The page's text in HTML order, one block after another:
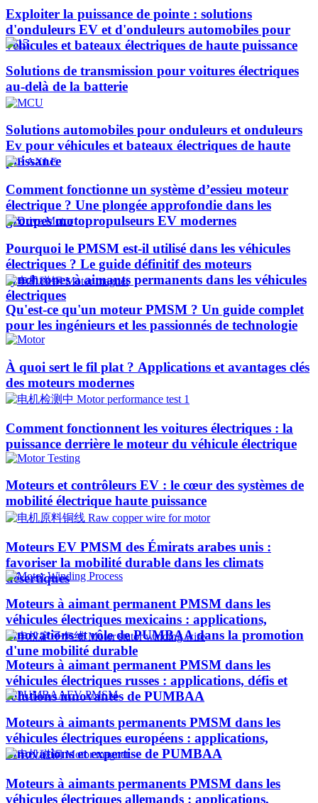
Exploiter la puissance de pointe : solutions
d'onduleurs EV et d'onduleurs automobiles pour
véhicules et bateaux électriques de haute puissance​
Solutions de transmission pour voitures électriques
au-delà de la batterie
Solutions automobiles pour onduleurs et onduleurs
Ev pour véhicules et bateaux électriques de haute
puissance
Comment fonctionne un système d’essieu moteur
électrique ? Une plongée approfondie dans les
groupes motopropulseurs EV modernes
Pourquoi le PMSM est-il utilisé dans les véhicules
électriques ? Le guide définitif des moteurs
synchrones à aimants permanents dans les véhicules
électriques
Qu'est-ce qu'un moteur PMSM ? Un guide complet
pour les ingénieurs et les passionnés de technologie
À quoi sert le fil plat ? Applications et avantages clés
des moteurs modernes
Comment fonctionnent les voitures électriques : la
puissance derrière le moteur du véhicule électrique
Moteurs et contrôleurs EV : le cœur des systèmes de
mobilité électrique haute puissance
Moteurs EV PMSM des Émirats arabes unis :
favoriser la mobilité durable dans les climats
désertiques
Moteurs à aimant permanent PMSM dans les
véhicules électriques mexicains : applications,
innovations et rôle de PUMBAA dans la promotion
d'une mobilité durable
Moteurs à aimant permanent PMSM dans les
véhicules électriques russes : applications, défis et
solutions innovantes de PUMBAA
Moteurs à aimants permanents PMSM dans les
véhicules électriques européens : applications,
innovations et expertise de PUMBAA
Moteurs à aimants permanents PMSM dans les
véhicules électriques allemands : applications,